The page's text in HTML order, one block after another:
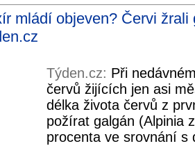
mládí objeven? Červi
Týden.cz: Při
červů žijících jen asi
délka života červů z
požírat galgán (Alpinia
procenta ve srovnání s